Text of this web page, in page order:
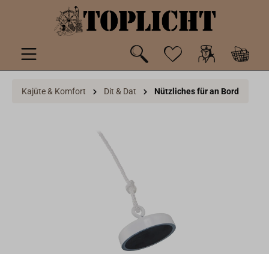
springen
Kajüte & Komfort Dit & Dat Nützliches für an Bord